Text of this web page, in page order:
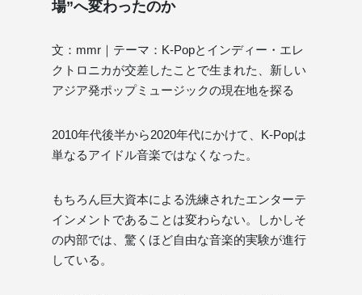
場”へ変わったのか
文：mmr｜テーマ：K-Popとインディー・エレ
クトロニカが交差したことで生まれた、新しい
アジア発ポップミュージックの現在地を探る
2010年代後半から2020年代にかけて、K-Popは
単なるアイドル音楽ではなくなった。
もちろん巨大資本による洗練されたエンターテ
インメントであることは変わらない。しかしそ
の内部では、驚くほど自由な音楽的実験が進行
している。